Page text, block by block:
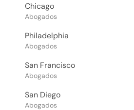
Chicago
Abogados
Philadelphia
Abogados
San Francisco
Abogados
San Diego
Abogados